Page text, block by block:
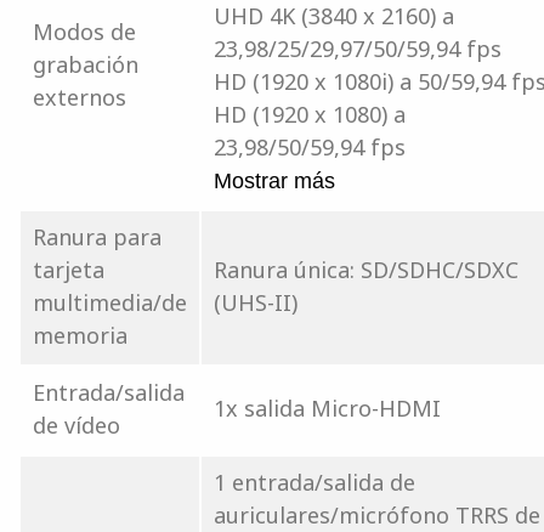
Modos de
grabación
externos
UHD 4K (3840 x 2160) a
23,98/25/29,97/50/59,94 fps
HD (1920 x 1080i) a 50/59,94
HD (1920 x 1080) a
23,98/50/59,94 fps
Mostrar más
Ranura para
tarjeta
multimedia/de
memoria
Ranura única: SD/SDHC/SDXC
(UHS-II)
Entrada/salida
de vídeo
1x salida Micro-HDMI
1 entrada/salida de
auriculares/micrófono TRRS de